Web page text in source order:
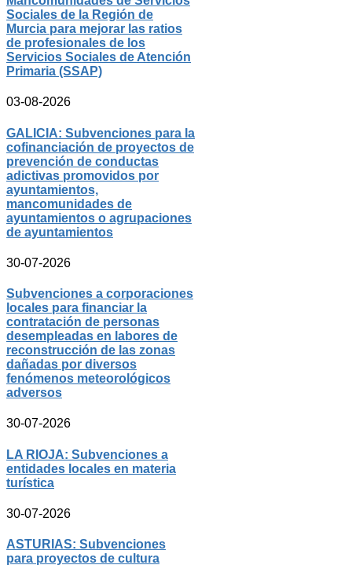
Sociales de la Región de
Murcia para mejorar las ratios
de profesionales de los
Servicios Sociales de Atención
Primaria (SSAP)
03-08-2026
GALICIA: Subvenciones para la
cofinanciación de proyectos de
prevención de conductas
adictivas promovidos por
ayuntamientos,
mancomunidades de
ayuntamientos o agrupaciones
de ayuntamientos
30-07-2026
Subvenciones a corporaciones
locales para financiar la
contratación de personas
desempleadas en labores de
reconstrucción de las zonas
dañadas por diversos
fenómenos meteorológicos
adversos
30-07-2026
LA RIOJA: Subvenciones a
entidades locales en materia
turística
30-07-2026
ASTURIAS: Subvenciones
para proyectos de cultura